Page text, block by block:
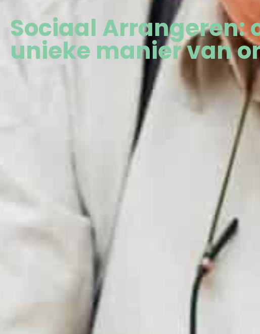
Sociaal Arrangeren:
unieke manier van